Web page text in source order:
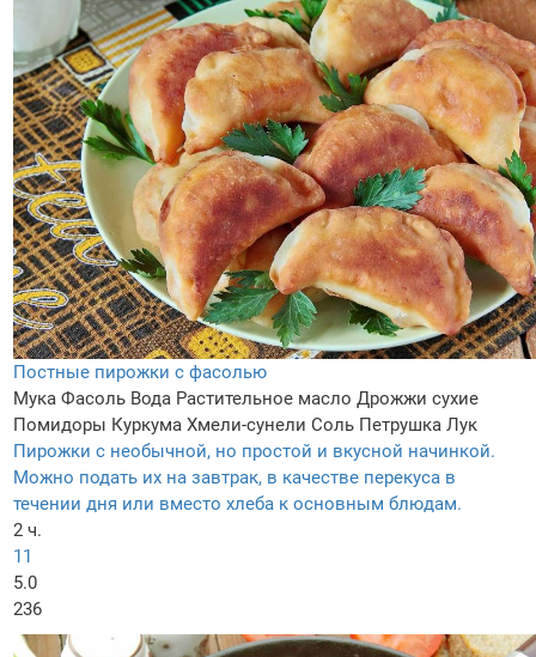
Постные пирожки с фасолью
Мука Фасоль Вода Растительное масло Дрожжи сухие
Помидоры Куркума Хмели-сунели Соль Петрушка Лук
Пирожки с необычной, но простой и вкусной начинкой.
Можно подать их на завтрак, в качестве перекуса в
течении дня или вместо хлеба к основным блюдам.
2 ч.
11
5.0
236